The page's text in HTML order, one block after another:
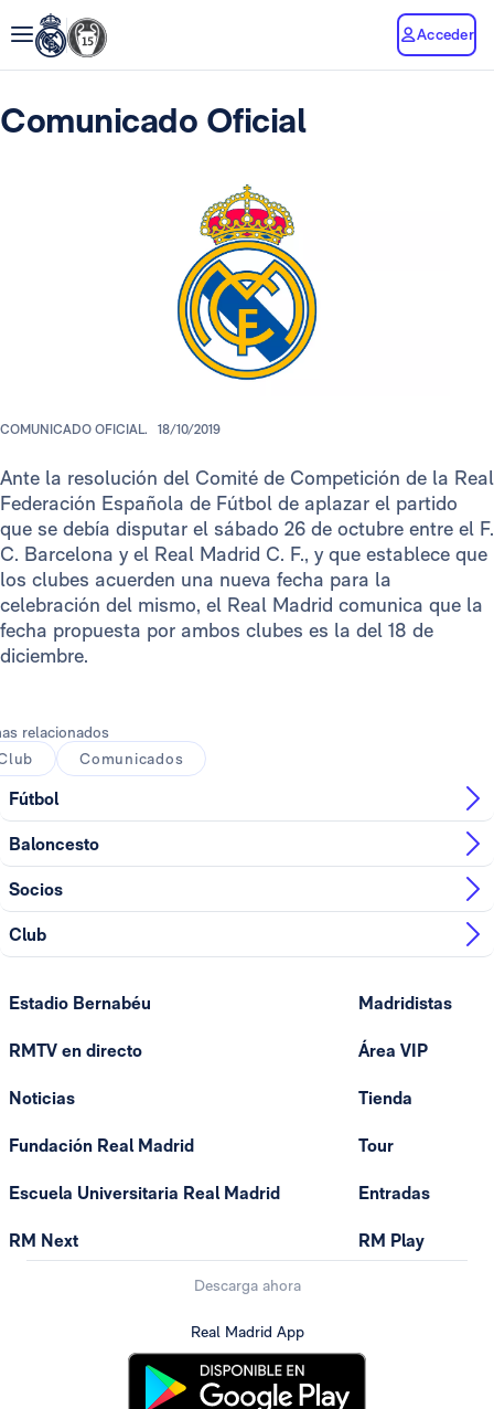
Acceder
Comunicado Oficial
COMUNICADO OFICIAL. 18/10/2019
Ante la resolución del Comité de Competición de la Real
Federación Española de Fútbol de aplazar el partido
que se debía disputar el sábado 26 de octubre entre el F.
C. Barcelona y el Real Madrid C. F., y que establece que
los clubes acuerden una nueva fecha para la
celebración del mismo, el Real Madrid comunica que la
fecha propuesta por ambos clubes es la del 18 de
diciembre.
relacionados
Comunicados
Fútbol
Baloncesto
Socios
Club
Estadio Bernabéu
RMTV en directo
Noticias
Fundación Real Madrid
Escuela Universitaria Real Madrid
RM Next
Madridistas
Área VIP
Tienda
Tour
Entradas
RM Play
Descarga ahora
Real Madrid App